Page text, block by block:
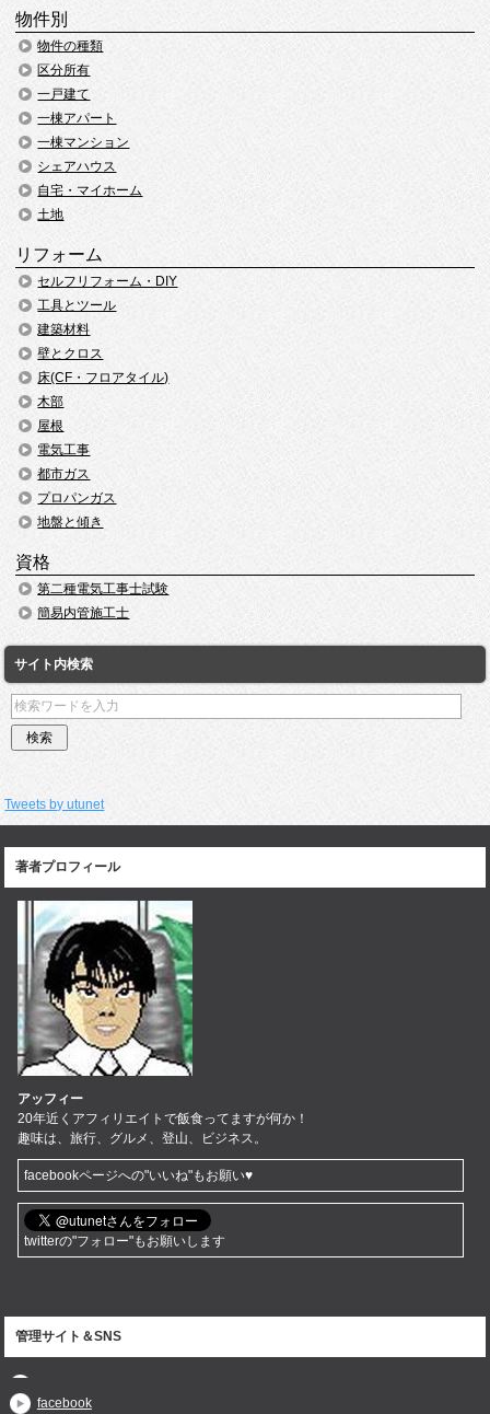
物件別
物件の種類
区分所有
一戸建て
一棟アパート
一棟マンション
シェアハウス
自宅・マイホーム
土地
リフォーム
セルフリフォーム・DIY
工具とツール
建築材料
壁とクロス
床(CF・フロアタイル)
木部
屋根
電気工事
都市ガス
プロパンガス
地盤と傾き
資格
第二種電気工事士試験
簡易内管施工士
サイト内検索
Tweets by utunet
著者プロフィール
アッフィー
20年近くアフィリエイトで飯食ってますが何か！
趣味は、旅行、グルメ、登山、ビジネス。
facebookページへの"いいね"もお願い♥
twitterの"フォロー"もお願いします
管理サイト＆SNS
facebook